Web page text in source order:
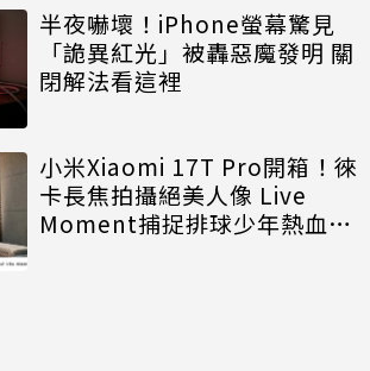
半夜嚇壞！iPhone螢幕驚見
「詭異紅光」被轟惡魔發明 關
閉解法看這裡
小米Xiaomi 17T Pro開箱！徠
卡長焦拍攝絕美人像 Live
Moment捕捉排球少年熱血瞬